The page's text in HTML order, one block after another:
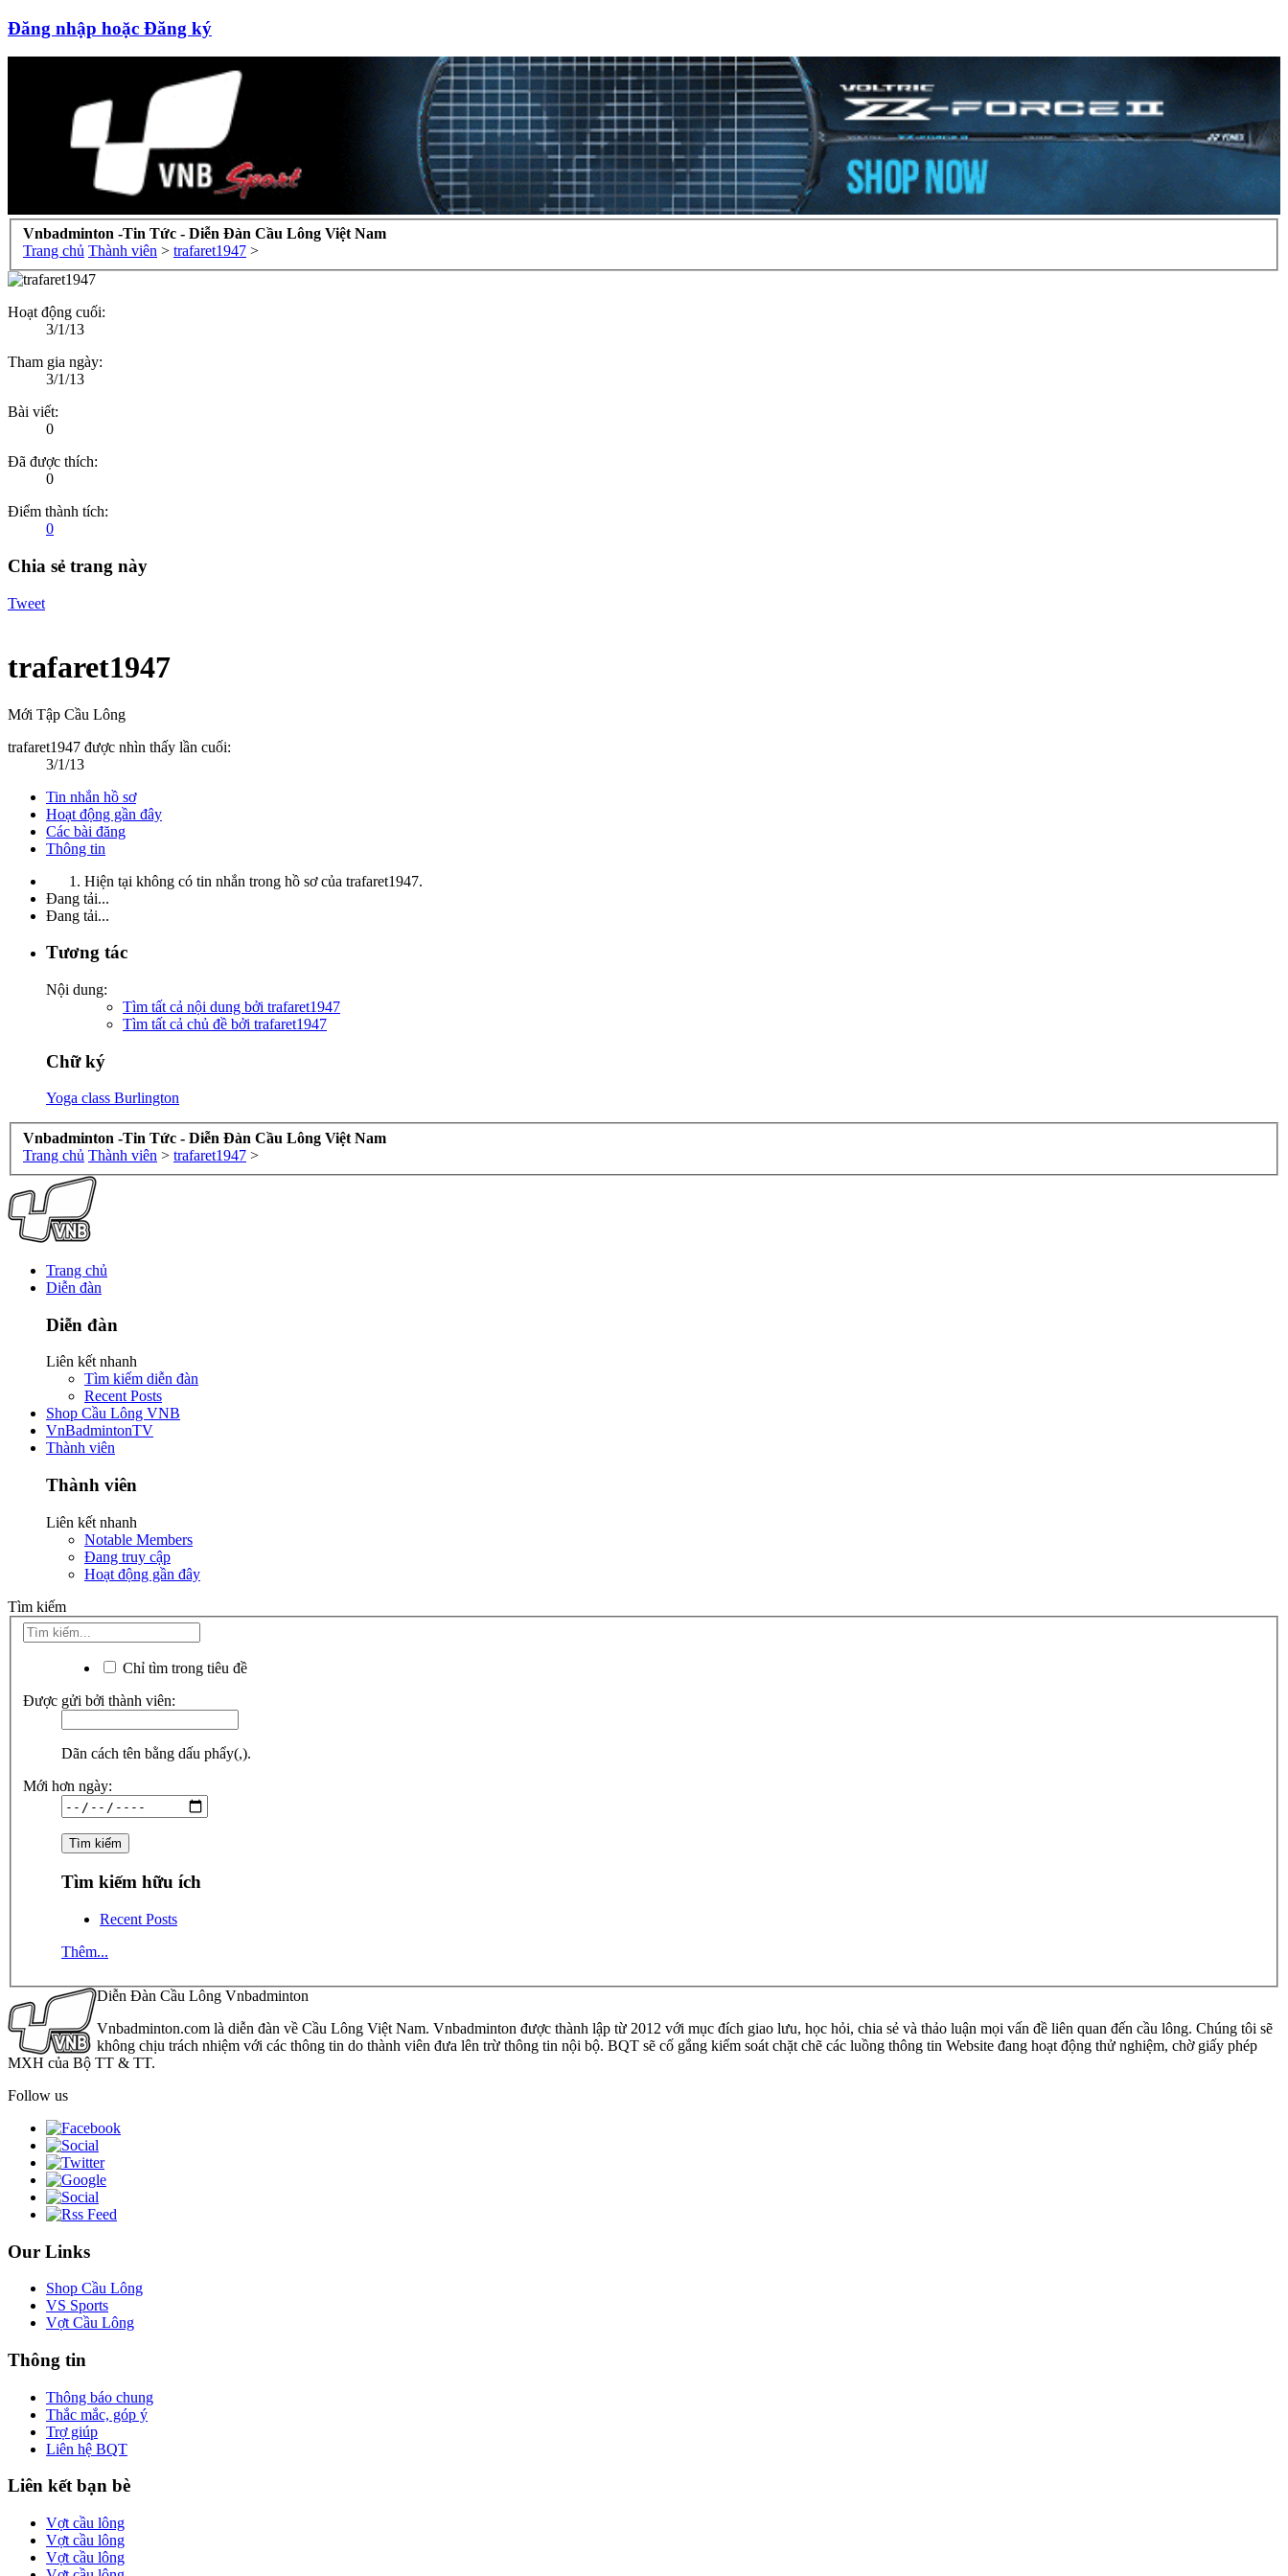
Đăng nhập hoặc Đăng ký
Vnbadminton -Tin Tức - Diễn Đàn Cầu Lông Việt Nam
Trang chủ Thành viên > trafaret1947 >
Hoạt động cuối:
3/1/13
Tham gia ngày:
3/1/13
Bài viết:
0
Đã được thích:
0
Điểm thành tích:
0
Chia sẻ trang này
Tweet
trafaret1947
Mới Tập Cầu Lông
trafaret1947 được nhìn thấy lần cuối:
3/1/13
Tin nhắn hồ sơ
Hoạt động gần đây
Các bài đăng
Thông tin
Hiện tại không có tin nhắn trong hồ sơ của trafaret1947.
Đang tải...
Đang tải...
Tương tác
Nội dung:
Tìm tất cả nội dung bởi trafaret1947
Tìm tất cả chủ đề bởi trafaret1947
Chữ ký
Yoga class Burlington
Vnbadminton -Tin Tức - Diễn Đàn Cầu Lông Việt Nam
Trang chủ Thành viên > trafaret1947 >
Trang chủ
Diễn đàn
Diễn đàn
Liên kết nhanh
Tìm kiếm diễn đàn
Recent Posts
Shop Cầu Lông VNB
VnBadmintonTV
Thành viên
Thành viên
Liên kết nhanh
Notable Members
Đang truy cập
Hoạt động gần đây
Tìm kiếm
Chỉ tìm trong tiêu đề
Được gửi bởi thành viên:
Dãn cách tên bằng dấu phẩy(,).
Mới hơn ngày:
Tìm kiếm hữu ích
Recent Posts
Thêm...
Diễn Đàn Cầu Lông Vnbadminton
Vnbadminton.com là diễn đàn về Cầu Lông Việt Nam. Vnbadminton được thành lập từ 2012 với mục đích giao lưu, học hỏi, chia sẻ và thảo luận mọi vấn đề liên quan đến cầu lông. Chúng tôi sẽ
không chịu trách nhiệm với các thông tin do thành viên đưa lên trừ thông tin nội bộ. BQT sẽ cố gắng kiểm soát chặt chẽ các luồng thông tin Website đang hoạt động thử nghiệm, chờ giấy phép
MXH của Bộ TT & TT.
Follow us
Our Links
Shop Cầu Lông
VS Sports
Vợt Cầu Lông
Thông tin
Thông báo chung
Thắc mắc, góp ý
Trợ giúp
Liên hệ BQT
Liên kết bạn bè
Vợt cầu lông
Vợt cầu lông
Vợt cầu lông